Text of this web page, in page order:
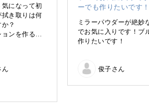
デザインを、モデルさんの手を使
ンワークを目の前で見ているよう
ートを仕上げるテクニックをお伝
てしまうという人は必見です！
かしたニュアンスアートに、ス
になって初
き取りは何
？
ンを作ると
使いやすい
ものですね
ん
ミラーパウダーが絶妙
でお気に入りです！ブ
作りたいです！
俊子さん